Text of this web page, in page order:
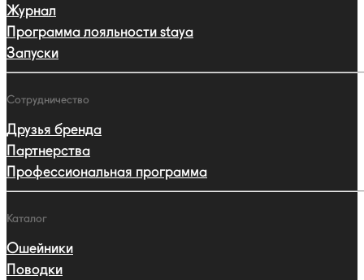
Журнал
Программа лояльности staya
Запуски
Сотрудничество
Друзья бренда
Партнерства
Профессиональная программа
Каталог
Ошейники
Поводки